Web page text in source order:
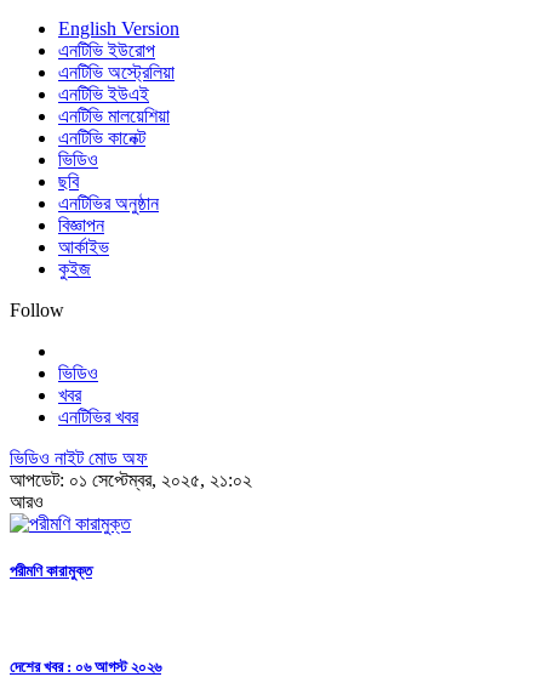
English Version
এনটিভি ইউরোপ
এনটিভি অস্ট্রেলিয়া
এনটিভি ইউএই
এনটিভি মালয়েশিয়া
এনটিভি কানেক্ট
ভিডিও
ছবি
এনটিভির অনুষ্ঠান
বিজ্ঞাপন
আর্কাইভ
কুইজ
Follow
ভিডিও
খবর
এনটিভির খবর
ভিডিও নাইট মোড অফ
আপডেট: ০১ সেপ্টেম্বর, ২০২৫, ২১:০২
আরও
পরীমণি কারামুক্ত
দেশের খবর : ০৬ আগস্ট ২০২৬